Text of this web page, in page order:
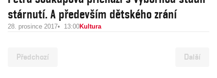
stárnutí. A především dětského zrání
28. prosince 2017 13:00Kultura
Předchozí Další